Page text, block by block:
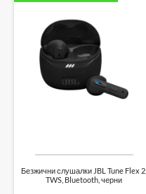
Безжични слушалки JBL Tune Flex 2,
TWS, Bluetooth, черни